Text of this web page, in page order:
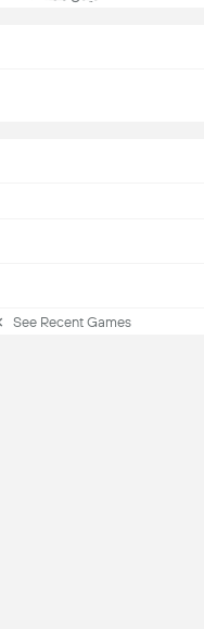
See Recent Games